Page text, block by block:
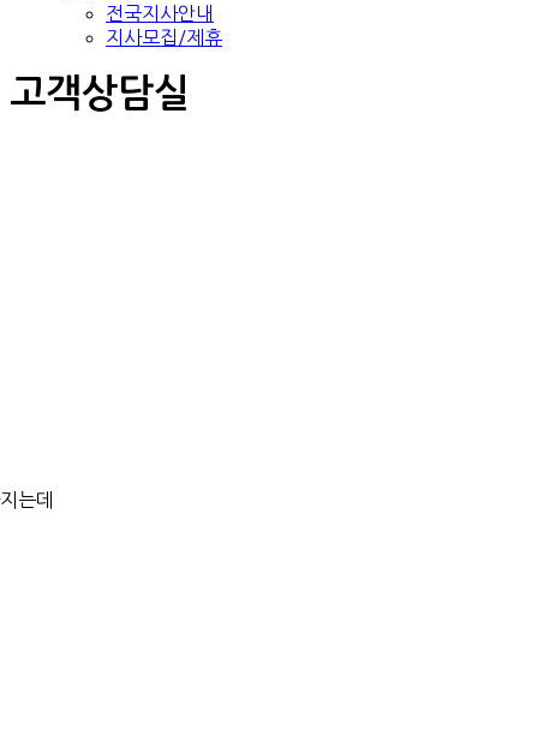
전국지사안내
지사모집/제휴
고객상담실
는데